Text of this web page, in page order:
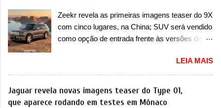
faróis. Ele ainda possui um espaço para a placa
novo abaixo do vinco e uma nova entrada de ar
(PHEV), a nova minivan vai colocar a marca
para concorrer com uma série de outras
minivans de porte similar, visto que por lá o
várias opções). Em termos de design, a Xia se
destaca por trazer uma dianteira com faróis
retangulares e inclinados. Os faróis possuem
projetores em LED e uma parte superior com
Zeekr revela as primeiras imagens teaser do 9X
com cinco lugares, na China; SUV será vendido
como opção de entrada frente às versões de
uma configuração mais simples para os
interessados no 9X, na China. O SUV topo de
linha da marca poderá ser vendido com uma
opção de cinco lugares, que ficará posicionada
LEIA MAIS
Jaguar revela novas imagens teaser do Type 01,
que aparece rodando em testes em Mônaco